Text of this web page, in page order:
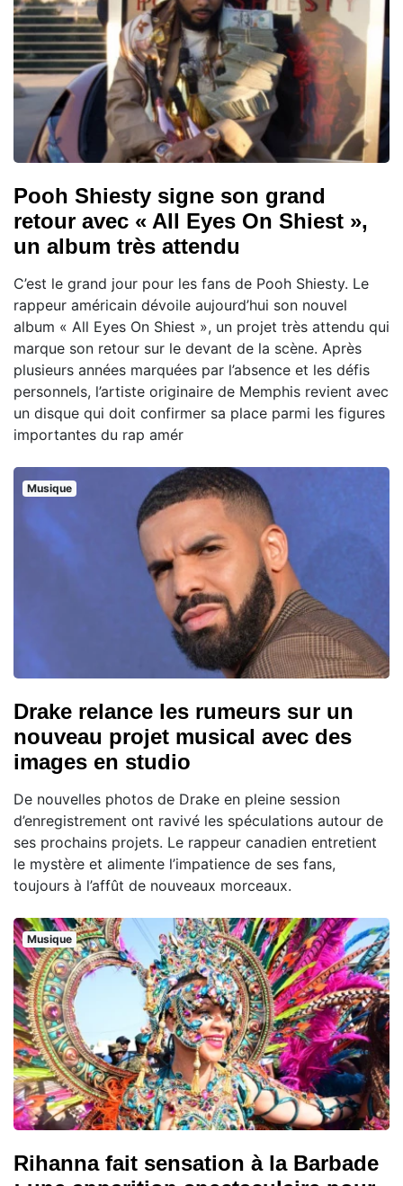
Pooh Shiesty signe son grand
retour avec « All Eyes On Shiest »,
un album très attendu
C’est le grand jour pour les fans de Pooh Shiesty. Le
rappeur américain dévoile aujourd’hui son nouvel
album « All Eyes On Shiest », un projet très attendu qui
marque son retour sur le devant de la scène. Après
plusieurs années marquées par l’absence et les défis
personnels, l’artiste originaire de Memphis revient avec
un disque qui doit confirmer sa place parmi les figures
importantes du rap amér
Musique
Drake relance les rumeurs sur un
nouveau projet musical avec des
images en studio
De nouvelles photos de Drake en pleine session
d’enregistrement ont ravivé les spéculations autour de
ses prochains projets. Le rappeur canadien entretient
le mystère et alimente l’impatience de ses fans,
toujours à l’affût de nouveaux morceaux.
Musique
Rihanna fait sensation à la Barbade